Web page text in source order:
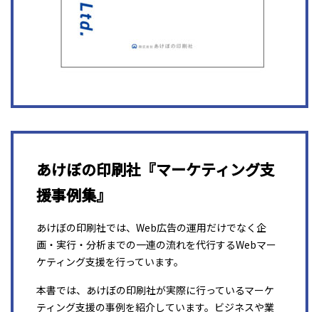
あけぼの印刷社『マーケティング支
援事例集』
あけぼの印刷社では、Web広告の運用だけでなく企
画・実行・分析までの一連の流れを代行するWebマー
ケティング支援を行っています。
本書では、あけぼの印刷社が実際に行っているマーケ
ティング支援の事例を紹介しています。ビジネスや業